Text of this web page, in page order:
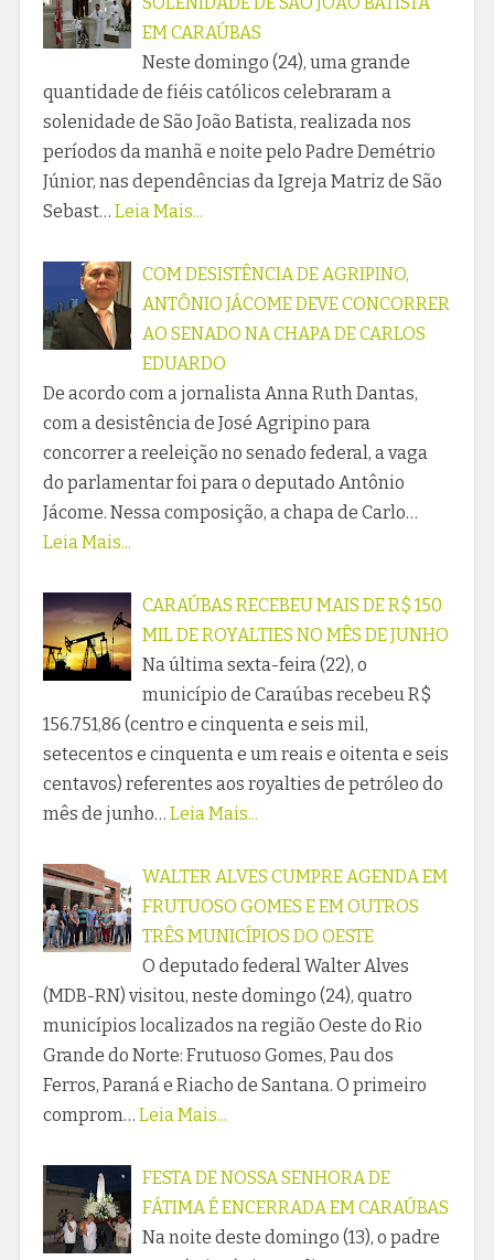
EM CARAÚBAS
Neste domingo (24), uma grande
quantidade de fiéis católicos celebraram a
solenidade de São João Batista, realizada nos
períodos da manhã e noite pelo Padre Demétrio
Júnior, nas dependências da Igreja Matriz de São
Sebast… Leia Mais...
COM DESISTÊNCIA DE AGRIPINO,
ANTÔNIO JÁCOME DEVE CONCORRER
AO SENADO NA CHAPA DE CARLOS
EDUARDO
De acordo com a jornalista Anna Ruth Dantas,
com a desistência de José Agripino para
concorrer a reeleição no senado federal, a vaga
do parlamentar foi para o deputado Antônio
Jácome. Nessa composição, a chapa de Carlo…
Leia Mais...
CARAÚBAS RECEBEU MAIS DE R$ 150
MIL DE ROYALTIES NO MÊS DE JUNHO
Na última sexta-feira (22), o
município de Caraúbas recebeu R$
156.751,86 (centro e cinquenta e seis mil,
setecentos e cinquenta e um reais e oitenta e seis
centavos) referentes aos royalties de petróleo do
mês de junho… Leia Mais...
WALTER ALVES CUMPRE AGENDA EM
FRUTUOSO GOMES E EM OUTROS
TRÊS MUNICÍPIOS DO OESTE
O deputado federal Walter Alves
(MDB-RN) visitou, neste domingo (24), quatro
municípios localizados na região Oeste do Rio
Grande do Norte: Frutuoso Gomes, Pau dos
Ferros, Paraná e Riacho de Santana. O primeiro
comprom… Leia Mais...
FESTA DE NOSSA SENHORA DE
FÁTIMA É ENCERRADA EM CARAÚBAS
Na noite deste domingo (13), o padre